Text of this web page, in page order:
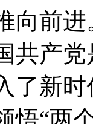
向前
共产
了新